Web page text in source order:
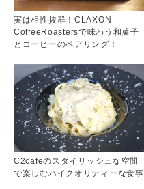
実は相性抜群！CLAXON
CoffeeRoastersで味わう和菓子
とコーヒーのペアリング！
C2cafeのスタイリッシュな空間
で楽しむハイクオリティーな食事